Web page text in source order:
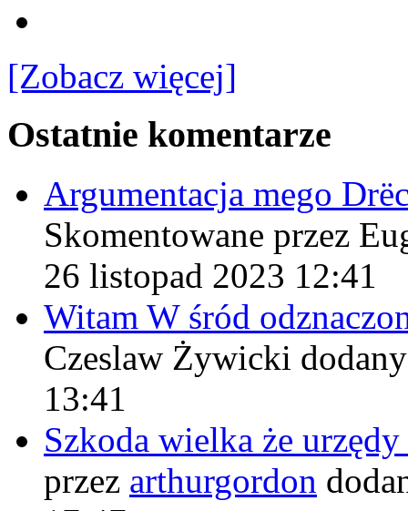
[Zobacz więcej]
Ostatnie komentarze
Argumentacja mego
Skomentowane przez
26 listopad 2023 12:41
Witam W śród
Czeslaw Żywicki
13:41
Szkoda wielka że
przez arthurgordon